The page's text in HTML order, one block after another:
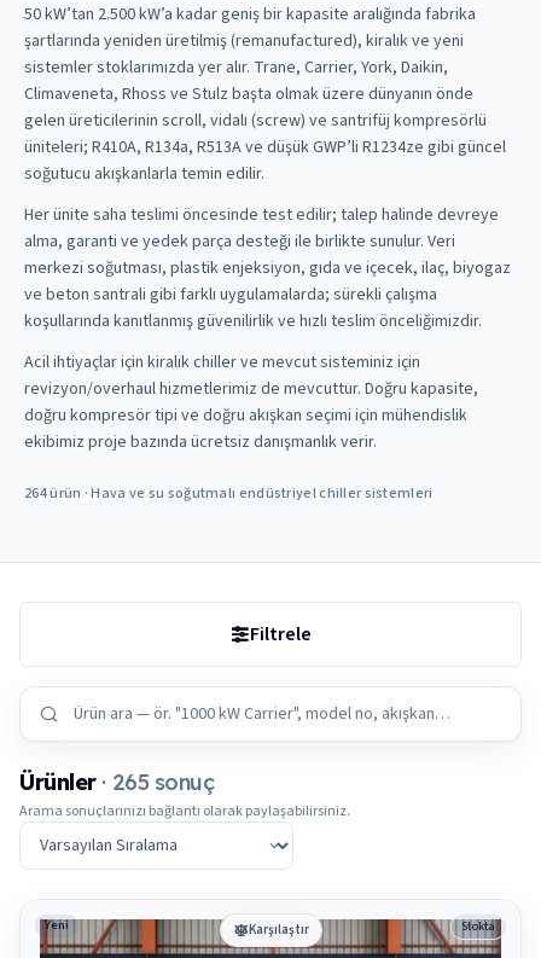
50 kW’tan 2.500 kW’a kadar geniş bir kapasite aralığında fabrika
şartlarında yeniden üretilmiş (remanufactured), kiralık ve yeni
sistemler stoklarımızda yer alır. Trane, Carrier, York, Daikin,
Climaveneta, Rhoss ve Stulz başta olmak üzere dünyanın önde
gelen üreticilerinin scroll, vidalı (screw) ve santrifüj kompresörlü
üniteleri; R410A, R134a, R513A ve düşük GWP’li R1234ze gibi güncel
soğutucu akışkanlarla temin edilir.
Her ünite saha teslimi öncesinde test edilir; talep halinde devreye
alma, garanti ve yedek parça desteği ile birlikte sunulur. Veri
merkezi soğutması, plastik enjeksiyon, gıda ve içecek, ilaç, biyogaz
ve beton santrali gibi farklı uygulamalarda; sürekli çalışma
koşullarında kanıtlanmış güvenilirlik ve hızlı teslim önceliğimizdir.
Acil ihtiyaçlar için kiralık chiller ve mevcut sisteminiz için
revizyon/overhaul hizmetlerimiz de mevcuttur. Doğru kapasite,
doğru kompresör tipi ve doğru akışkan seçimi için mühendislik
ekibimiz proje bazında ücretsiz danışmanlık verir.
264 ürün · Hava ve su soğutmalı endüstriyel chiller sistemleri
Filtrele
Ürünler· 265 sonuç
Arama sonuçlarınızı bağlantı olarak paylaşabilirsiniz.
Sıralama
Karşılaştır
Yeni Stokta